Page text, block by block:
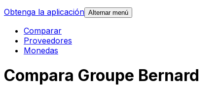
Obtenga la aplicación Alternar menú
Comparar
Proveedores
Monedas
Compara Groupe Bernard